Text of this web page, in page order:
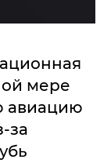
мере
авиацию
за